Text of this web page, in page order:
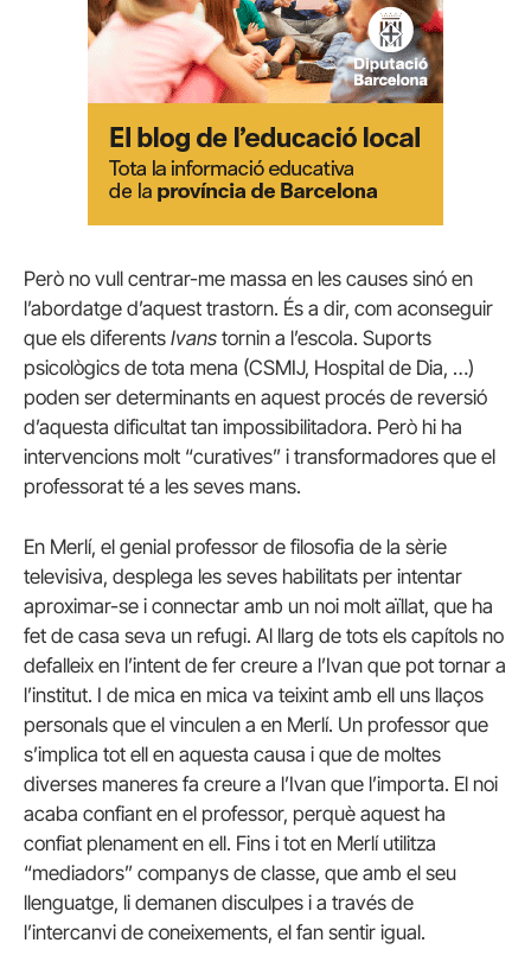
Però no vull centrar-me massa en les causes sinó en
l’abordatge d’aquest trastorn. És a dir, com aconseguir
que els diferents Ivans tornin a l’escola. Suports
psicològics de tota mena (CSMIJ, Hospital de Dia, …)
poden ser determinants en aquest procés de reversió
d’aquesta dificultat tan impossibilitadora. Però hi ha
intervencions molt “curatives” i transformadores que el
professorat té a les seves mans.
En Merlí, el genial professor de filosofia de la sèrie
televisiva, desplega les seves habilitats per intentar
aproximar-se i connectar amb un noi molt aïllat, que ha
fet de casa seva un refugi. Al llarg de tots els capítols no
defalleix en l’intent de fer creure a l’Ivan que pot tornar a
l’institut. I de mica en mica va teixint amb ell uns llaços
personals que el vinculen a en Merlí. Un professor que
s’implica tot ell en aquesta causa i que de moltes
diverses maneres fa creure a l’Ivan que l’importa. El noi
acaba confiant en el professor, perquè aquest ha
confiat plenament en ell. Fins i tot en Merlí utilitza
“mediadors” companys de classe, que amb el seu
llenguatge, li demanen disculpes i a través de
l’intercanvi de coneixements, el fan sentir igual.